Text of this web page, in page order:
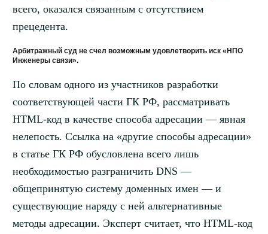
всего, оказался связанным с отсутствием
прецедента.
Арбитражный суд не счел возможным удовлетворить иск «НПО
Инженеры связи».
По словам одного из участников разработки
соответствующей части ГК РФ, рассматривать
HTML-код в качестве способа адресации — явная
нелепость. Ссылка на «другие способы адресации»
в статье ГК РФ обусловлена всего лишь
необходимостью разграничить DNS —
общепринятую систему доменных имен — и
существующие наряду с ней альтернативные
методы адресации. Эксперт считает, что HTML-код